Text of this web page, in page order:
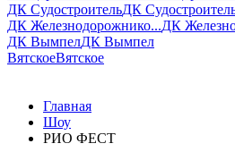
ДК СудостроительДК
ДК Железнодорожнико...ДК
ДК ВымпелДК Вымпел
ВятскоеВятское
Главная
Шоу
РИО ФЕСТ